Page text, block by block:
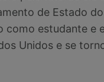
de Estado
estudante e
Unidos e se